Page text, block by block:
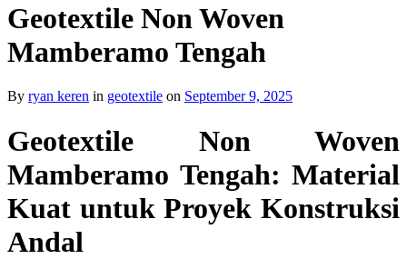
Geotextile Non Woven
Mamberamo Tengah
By ryan keren in geotextile on September 9, 2025
Geotextile Non Woven
Mamberamo Tengah: Material
Kuat untuk Proyek Konstruksi
Andal